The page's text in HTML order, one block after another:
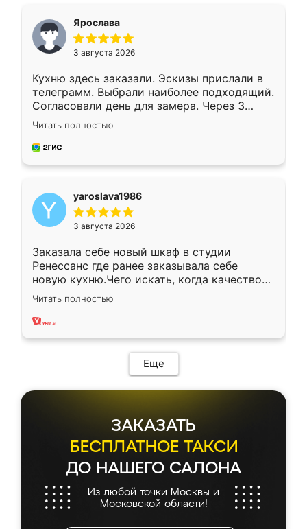
Ярослава
3 августа 2026
Кухню здесь заказали. Эскизы прислали в
телеграмм. Выбрали наиболее подходящий.
Согласовали день для замера. Через 3
недели кухня была уже готова. Остались
довольны работой. Спасибо Ренессанс
мебель за качественную работу!
Читать полностью
yaroslava1986
3 августа 2026
Заказала себе новый шкаф в студии
Ренессанс где ранее заказывала себе
новую кухню.Чего искать, когда качеством
вполне довольна. Служит кухня уже почти
два года, нареканий нет.
Читать полностью
Еще
ЗАКАЗАТЬ
БЕСПЛАТНОЕ ТАКСИ
ДО НАШЕГО САЛОНА
Из любой точки Москвы и
Московской области!